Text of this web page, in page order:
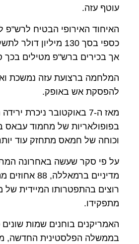
עוטף עזה.
האיחוד האירופי הבטיח לרש"פ
כספי בסך 130 מיליון
אך בכירים ברש"פ מטילים בכך
המלחמה ברצועת עזה נמשכת
להפסקת אש באופק.
מאז ה-7 באוקטובר ניכרת
בפופולאריות של מחמוד עבאס
וכוחה של חמאס מתחזק עוד
על פי סקר שעשה באחרונה
מדיניים
רוצים בהתפטרותו המיידית
מתפקידו.
האמריקנים בוחנים שמות
בממשלה הפלסטינית החדשה,